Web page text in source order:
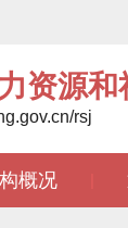
资源和
rsj
概况